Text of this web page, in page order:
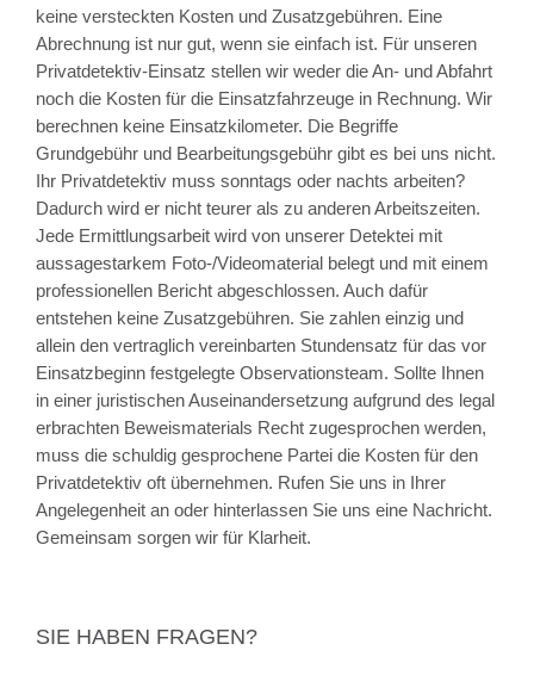
keine versteckten Kosten und Zusatzgebühren. Eine
Abrechnung ist nur gut, wenn sie einfach ist. Für unseren
Privatdetektiv-Einsatz stellen wir weder die An- und Abfahrt
noch die Kosten für die Einsatzfahrzeuge in Rechnung. Wir
berechnen keine Einsatzkilometer. Die Begriffe
Grundgebühr und Bearbeitungsgebühr gibt es bei uns nicht.
Ihr Privatdetektiv muss sonntags oder nachts arbeiten?
Dadurch wird er nicht teurer als zu anderen Arbeitszeiten.
Jede Ermittlungsarbeit wird von unserer Detektei mit
aussagestarkem Foto-/Videomaterial belegt und mit einem
professionellen Bericht abgeschlossen. Auch dafür
entstehen keine Zusatzgebühren. Sie zahlen einzig und
allein den vertraglich vereinbarten Stundensatz für das vor
Einsatzbeginn festgelegte Observationsteam. Sollte Ihnen
in einer juristischen Auseinandersetzung aufgrund des legal
erbrachten Beweismaterials Recht zugesprochen werden,
muss die schuldig gesprochene Partei die Kosten für den
Privatdetektiv oft übernehmen. Rufen Sie uns in Ihrer
Angelegenheit an oder hinterlassen Sie uns eine Nachricht.
Gemeinsam sorgen wir für Klarheit.
SIE HABEN FRAGEN?